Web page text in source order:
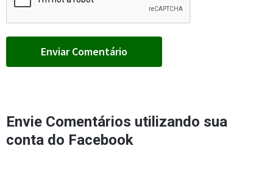
Envie Comentários utilizando sua
conta do Facebook